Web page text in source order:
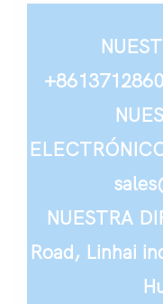
NUESTRA
Road, Linhai